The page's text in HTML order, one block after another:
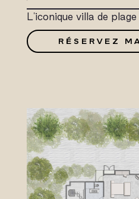
L'iconique villa de
RÉSERVEZ